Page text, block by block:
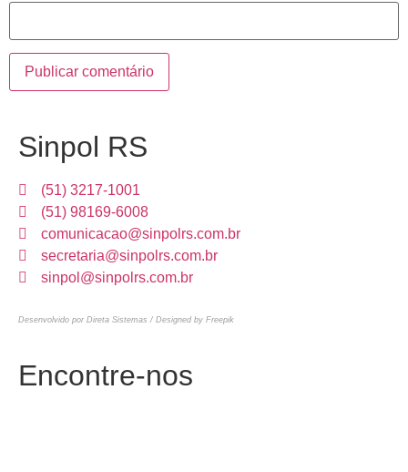
Sinpol RS
(51) 3217-1001
(51) 98169-6008
comunicacao@sinpolrs.com.br
secretaria@sinpolrs.com.br
sinpol@sinpolrs.com.br
Desenvolvido por Direta Sistemas / Designed by Freepik
Encontre-nos